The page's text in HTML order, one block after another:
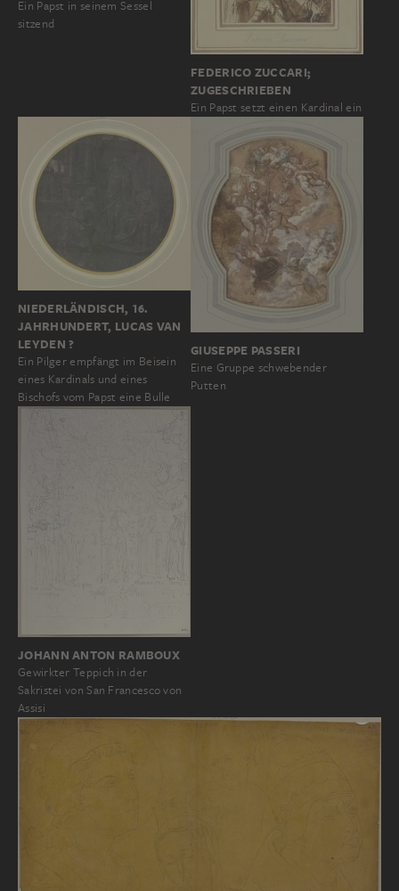
Ein Papst in seinem Sessel
sitzend
FEDERICO ZUCCARI;
ZUGESCHRIEBEN
Ein Papst setzt einen Kardinal ein
NIEDERLÄNDISCH, 16.
JAHRHUNDERT, LUCAS VAN
LEYDEN ?
Ein Pilger empfängt im Beisein
eines Kardinals und eines
Bischofs vom Papst eine Bulle
GIUSEPPE PASSERI
Eine Gruppe schwebender
Putten
JOHANN ANTON RAMBOUX
Gewirkter Teppich in der
Sakristei von San Francesco von
Assisi